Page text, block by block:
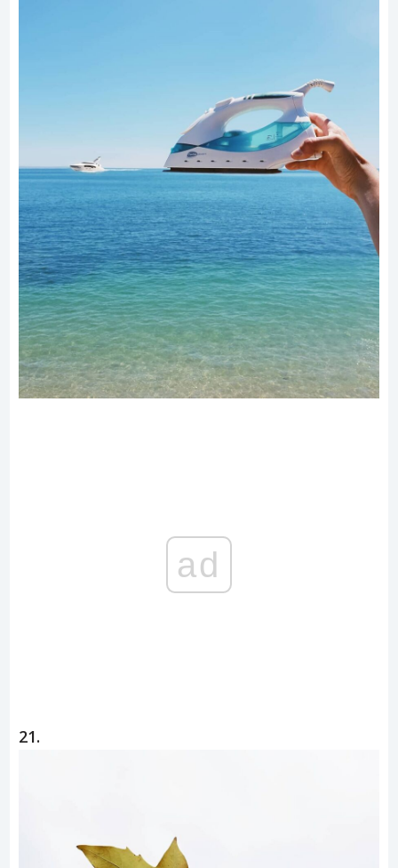
ad
21.